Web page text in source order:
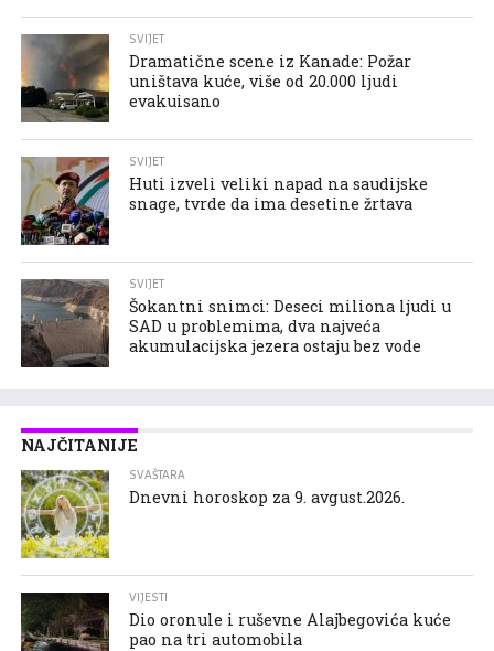
SVIJET
Dramatične scene iz Kanade: Požar
uništava kuće, više od 20.000 ljudi
evakuisano
SVIJET
Huti izveli veliki napad na saudijske
snage, tvrde da ima desetine žrtava
SVIJET
Šokantni snimci: Deseci miliona ljudi u
SAD u problemima, dva najveća
akumulacijska jezera ostaju bez vode
NAJČITANIJE
SVAŠTARA
Dnevni horoskop za 9. avgust.2026.
VIJESTI
Dio oronule i ruševne Alajbegovića kuće
pao na tri automobila